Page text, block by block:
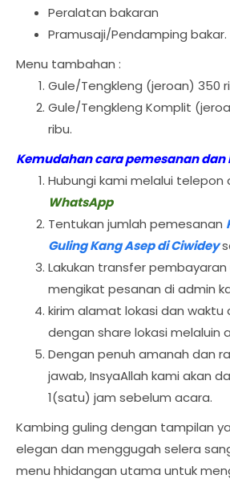
Peralatan bakaran
Pramusaji/Pendamping bakar.
Menu tambahan :
Gule/Tengkleng (jeroan) 350
Gule/Tengkleng Komplit
ribu.
Kemudahan cara pemesanan dan
Hubungi kami melalui telepon
WhatsApp
Tentukan jumlah pemesanan
Guling Kang Asep di Ciwidey
Lakukan transfer
mengikat pesanan di admin
kirim alamat lokasi dan waktu
dengan share lokasi melaluin
Dengan penuh amanah dan
jawab, InsyaAllah kami akan
1(satu) jam sebelum acara.
Kambing guling dengan tampilan
elegan dan menggugah selera
menu hhidangan utama untuk